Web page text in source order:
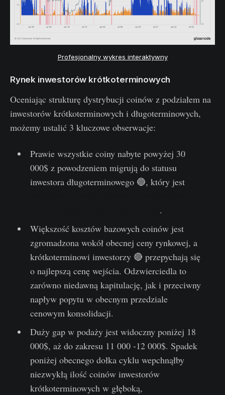
Profesjonalny wykres interaktywny
Rynek inwestorów krótkoterminowych
Oceniając strukturę dystrybucji coinów z podziałem na
inwestorów krótkoterminowych i długoterminowych,
możemy ustalić 3 kluczowe obserwacje:
Prawie wszystkie coiny nabyte powyżej 30
000$ z powodzeniem migrują do statusu
inwestora długoterminowego 🔵, który jest
.
Większość kosztów bazowych coinów jest
zgromadzona wokół obecnej ceny rynkowej, a
krótkoterminowi inwestorzy 🔴 przepychają się
o najlepszą cenę wejścia. Odzwierciedla to
zarówno niedawną kapitulację, jak i przeciwny
napływ popytu w obecnym przedziale
cenowym konsolidacji.
Duży gap w podaży jest widoczny poniżej 18
000$, aż do zakresu 11 000 -12 000$. Spadek
poniżej obecnego dołka cyklu wepchnąłby
niezwykłą ilość coinów inwestorów
krótkoterminowych w głęboką,